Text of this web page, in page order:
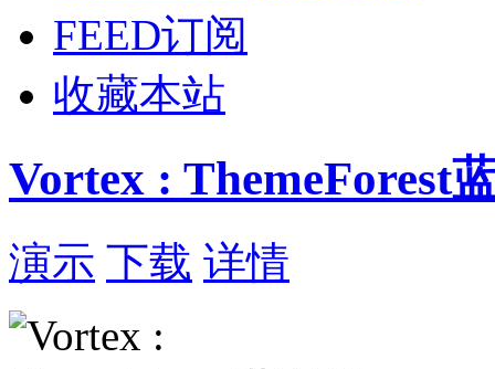
FEED订阅
收藏本站
Vortex : ThemeForest
演示 下载 详情